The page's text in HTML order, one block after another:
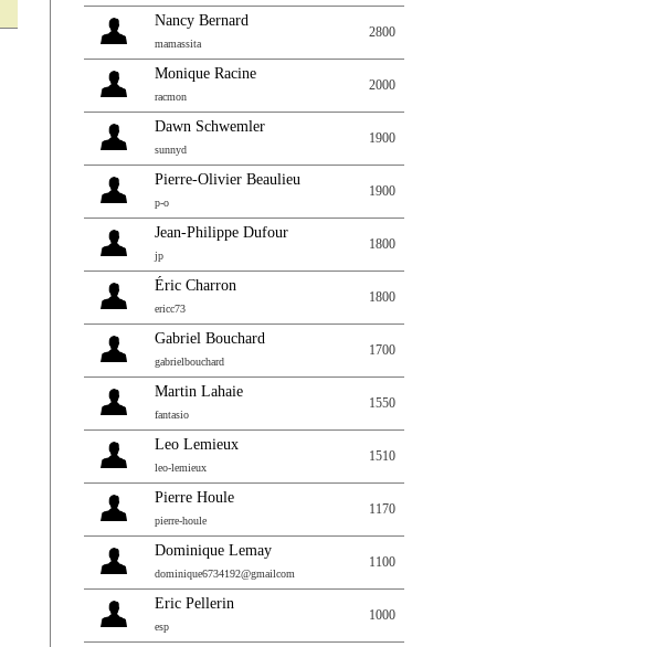
Nancy Bernard
mamassita
2800
Monique Racine
racmon
2000
Dawn Schwemler
sunnyd
1900
Pierre-Olivier Beaulieu
p-o
1900
Jean-Philippe Dufour
jp
1800
Éric Charron
ericc73
1800
Gabriel Bouchard
gabrielbouchard
1700
Martin Lahaie
fantasio
1550
Leo Lemieux
leo-lemieux
1510
Pierre Houle
pierre-houle
1170
Dominique Lemay
dominique6734192@gmailcom
1100
Eric Pellerin
esp
1000